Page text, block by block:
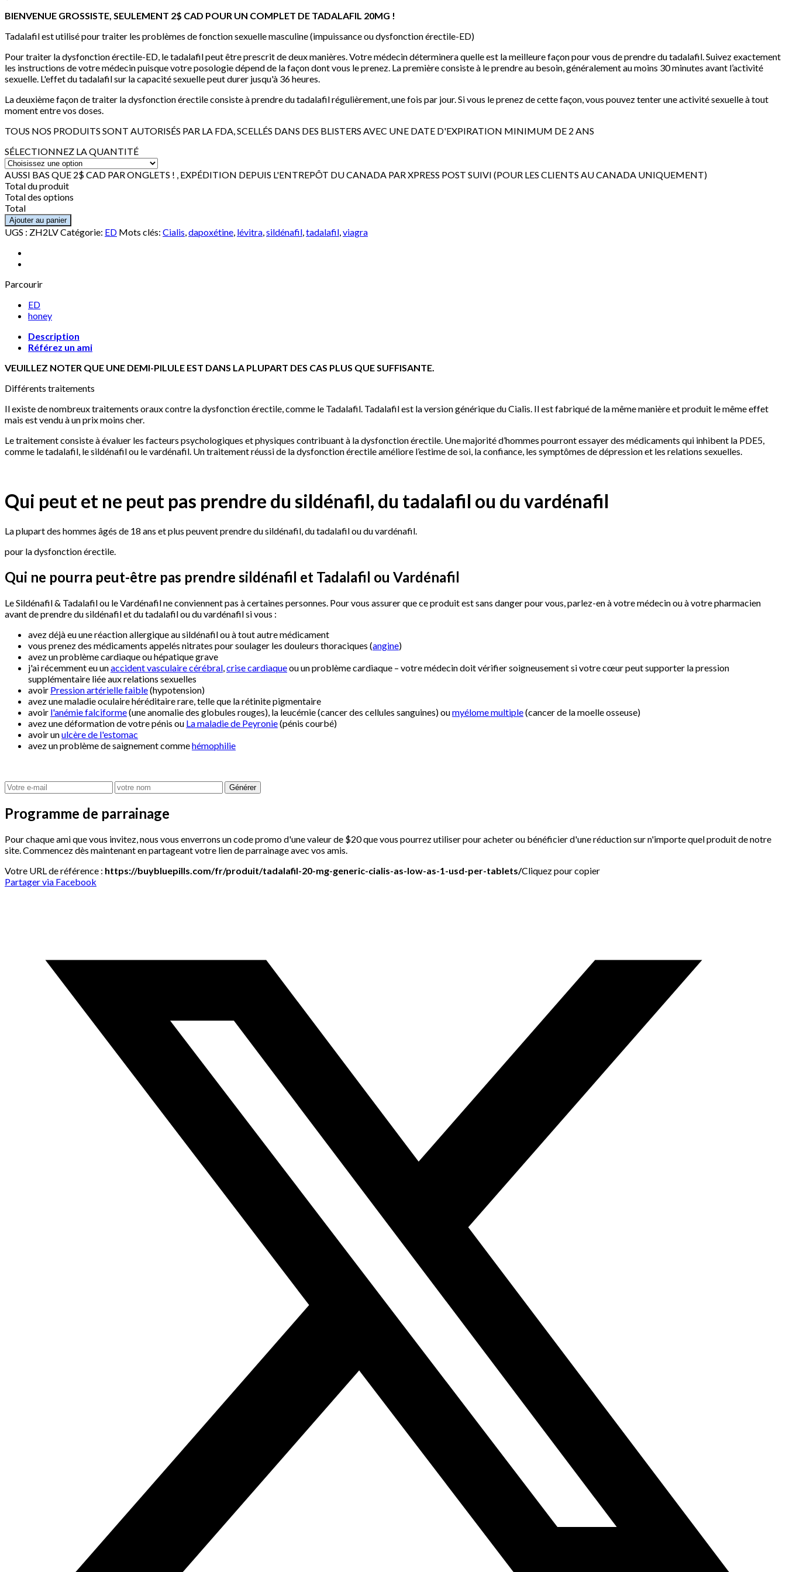
BIENVENUE GROSSISTE, SEULEMENT 2$ CAD POUR UN COMPLET DE TADALAFIL 20MG !
Tadalafil est utilisé pour traiter les problèmes de fonction sexuelle masculine (impuissance ou dysfonction érectile-ED)
Pour traiter la dysfonction érectile-ED, le tadalafil peut être prescrit de deux manières. Votre médecin déterminera quelle est la meilleure façon pour vous de prendre du tadalafil. Suivez exactement
les instructions de votre médecin puisque votre posologie dépend de la façon dont vous le prenez. La première consiste à le prendre au besoin, généralement au moins 30 minutes avant l’activité
sexuelle. L'effet du tadalafil sur la capacité sexuelle peut durer jusqu'à 36 heures.
La deuxième façon de traiter la dysfonction érectile consiste à prendre du tadalafil régulièrement, une fois par jour. Si vous le prenez de cette façon, vous pouvez tenter une activité sexuelle à tout
moment entre vos doses.
TOUS NOS PRODUITS SONT AUTORISÉS PAR LA FDA, SCELLÉS DANS DES BLISTERS AVEC UNE DATE D'EXPIRATION MINIMUM DE 2 ANS
SÉLECTIONNEZ LA QUANTITÉ
AUSSI BAS QUE 2$ CAD PAR ONGLETS ! , EXPÉDITION DEPUIS L'ENTREPÔT DU CANADA PAR XPRESS POST SUIVI (POUR LES CLIENTS AU CANADA UNIQUEMENT)
Total du produit
Total des options
Total
Ajouter au panier
UGS : ZH2LVCatégorie: ED Mots clés: Cialis,dapoxétine, lévitra,sildénafil,tadalafil,viagra
Parcourir
ED
honey
Description
Référez un ami
VEUILLEZ NOTER QUE UNE DEMI-PILULE EST DANS LA PLUPART DES CAS PLUS QUE SUFFISANTE.
Différents traitements
Il existe de nombreux traitements oraux contre la dysfonction érectile, comme le Tadalafil. Tadalafil est la version générique du Cialis. Il est fabriqué de la même manière et produit le même effet
mais est vendu à un prix moins cher.
Le traitement consiste à évaluer les facteurs psychologiques et physiques contribuant à la dysfonction érectile. Une majorité d’hommes pourront essayer des médicaments qui inhibent la PDE5,
comme le tadalafil, le sildénafil ou le vardénafil. Un traitement réussi de la dysfonction érectile améliore l’estime de soi, la confiance, les symptômes de dépression et les relations sexuelles.
Qui peut et ne peut pas prendre du sildénafil, du tadalafil ou du vardénafil
La plupart des hommes âgés de 18 ans et plus peuvent prendre du sildénafil, du tadalafil ou du vardénafil.
pour la dysfonction érectile.
Qui ne pourra peut-être pas prendre sildénafil et Tadalafil ou Vardénafil
Le Sildénafil & Tadalafil ou le Vardénafil ne conviennent pas à certaines personnes. Pour vous assurer que ce produit est sans danger pour vous, parlez-en à votre médecin ou à votre pharmacien
avant de prendre du sildénafil et du tadalafil ou du vardénafil si vous :
avez déjà eu une réaction allergique au sildénafil ou à tout autre médicament
vous prenez des médicaments appelés nitrates pour soulager les douleurs thoraciques (angine)
avez un problème cardiaque ou hépatique grave
j'ai récemment eu unaccident vasculaire cérébral crise cardiaqueou un problème cardiaque – votre médecin doit vérifier soigneusement si votre cœur peut supporter la pression
supplémentaire liée aux relations sexuelles
avoir Pression artérielle faible(hypotension)
avez une maladie oculaire héréditaire rare, telle que la rétinite pigmentaire
avoir l'anémie falciforme(une anomalie des globules rouges), la leucémie (cancer des cellules sanguines) oumyélome multiple(cancer de la moelle osseuse)
avez une déformation de votre pénis ou La maladie de Peyronie(pénis courbé)
avoir unulcère de l'estomac
avez un problème de saignement commehémophilie
Générer
Programme de parrainage
Pour chaque ami que vous invitez, nous vous enverrons un code promo d'une valeur de $20 que vous pourrez utiliser pour acheter ou bénéficier d'une réduction sur n'importe quel produit de notre
site. Commencez dès maintenant en partageant votre lien de parrainage avec vos amis.
Votre URL de référence : https://buybluepills.com/fr/produit/tadalafil-20-mg-generic-cialis-as-low-as-1-usd-per-tablets/Cliquez pour copier
Partager via Facebook